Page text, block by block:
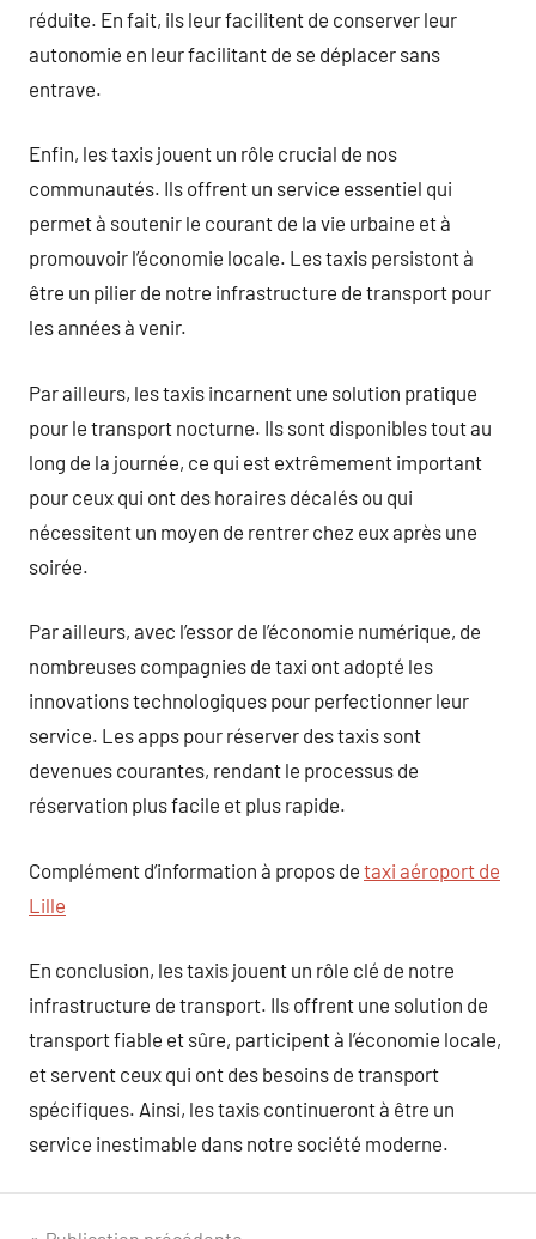
réduite. En fait, ils leur facilitent de conserver leur
autonomie en leur facilitant de se déplacer sans
entrave.
Enfin, les taxis jouent un rôle crucial de nos
communautés. Ils offrent un service essentiel qui
permet à soutenir le courant de la vie urbaine et à
promouvoir l’économie locale. Les taxis persistont à
être un pilier de notre infrastructure de transport pour
les années à venir.
Par ailleurs, les taxis incarnent une solution pratique
pour le transport nocturne. Ils sont disponibles tout au
long de la journée, ce qui est extrêmement important
pour ceux qui ont des horaires décalés ou qui
nécessitent un moyen de rentrer chez eux après une
soirée.
Par ailleurs, avec l’essor de l’économie numérique, de
nombreuses compagnies de taxi ont adopté les
innovations technologiques pour perfectionner leur
service. Les apps pour réserver des taxis sont
devenues courantes, rendant le processus de
réservation plus facile et plus rapide.
Complément d’information à propos de taxi aéroport de
Lille
En conclusion, les taxis jouent un rôle clé de notre
infrastructure de transport. Ils offrent une solution de
transport fiable et sûre, participent à l’économie locale,
et servent ceux qui ont des besoins de transport
spécifiques. Ainsi, les taxis continueront à être un
service inestimable dans notre société moderne.